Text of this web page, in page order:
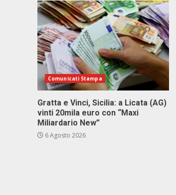
Comunicati Stampa
Gratta e Vinci, Sicilia: a Licata (AG)
vinti 20mila euro con “Maxi
Miliardario New”
6 Agosto 2026